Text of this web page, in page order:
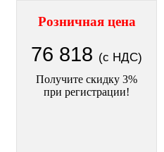
Розничная цена
76 818 (с НДС)
Получите скидку 3%
при регистрации!